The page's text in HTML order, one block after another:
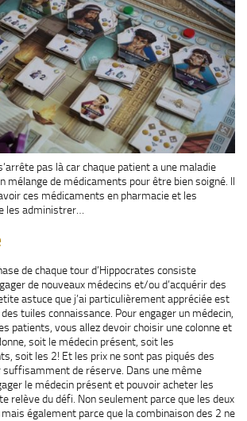
pas là car chaque patient a une maladie
mélange de médicaments pour être bien soigné. Il
ces médicaments en pharmacie et les
les administrer…
de chaque tour d’Hippocrates consiste
de nouveaux médecins et/ou d’acquérir des
astuce que j’ai particulièrement appréciée est
tuiles connaissance. Pour engager un médecin,
patients, vous allez devoir choisir une colonne et
soit le médecin présent, soit les
soit les 2! Et les prix ne sont pas piqués des
de réserve. Dans une même
le médecin présent et pouvoir acheter les
relève du défi. Non seulement parce que les deux
également parce que la combinaison des 2 ne